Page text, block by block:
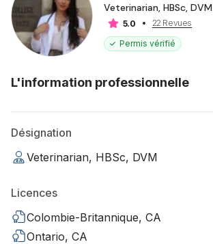
Veterinarian, HBSc, DVM
5.0
22 Revues
Permis vérifié
L'information professionnelle
Désignation
Veterinarian, HBSc, DVM
Licences
Colombie-Britannique, CA
Ontario, CA